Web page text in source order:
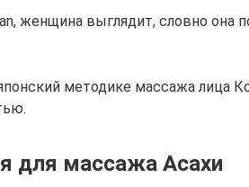
женщина выглядит, словно она
методике массажа лица
для массажа Асахи